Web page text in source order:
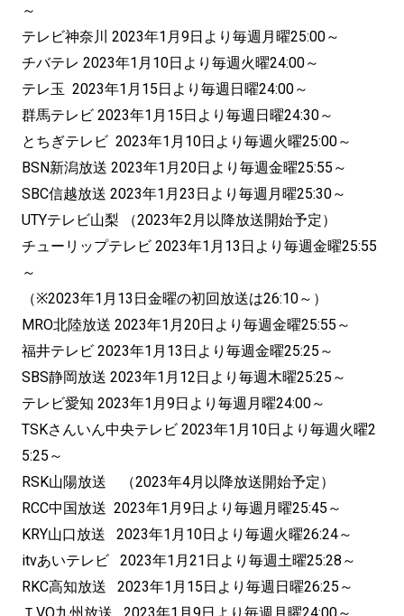
～
テレビ神奈川 2023年1月9日より毎週月曜25:00～
チバテレ 2023年1月10日より毎週火曜24:00～
テレ玉 2023年1月15日より毎週日曜24:00～
群馬テレビ 2023年1月15日より毎週日曜24:30～
とちぎテレビ 2023年1月10日より毎週火曜25:00～
BSN新潟放送 2023年1月20日より毎週金曜25:55～
SBC信越放送 2023年1月23日より毎週月曜25:30～
UTYテレビ山梨 （2023年2月以降放送開始予定）
チューリップテレビ 2023年1月13日より毎週金曜25:55
～
（※2023年1月13日金曜の初回放送は26:10～）
MRO北陸放送 2023年1月20日より毎週金曜25:55～
福井テレビ 2023年1月13日より毎週金曜25:25～
SBS静岡放送 2023年1月12日より毎週木曜25:25～
テレビ愛知 2023年1月9日より毎週月曜24:00～
TSKさんいん中央テレビ 2023年1月10日より毎週火曜2
5:25～
RSK山陽放送 （2023年4月以降放送開始予定）
RCC中国放送 2023年1月9日より毎週月曜25:45～
KRY山口放送 2023年1月10日より毎週火曜26:24～
itvあいテレビ 2023年1月21日より毎週土曜25:28～
RKC高知放送 2023年1月15日より毎週日曜26:25～
ＴVQ九州放送 2023年1月9日より毎週月曜24:00～